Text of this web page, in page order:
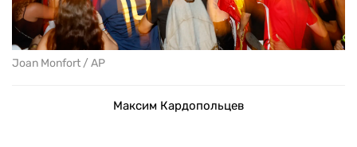
Joan Monfort / AP
Максим Кардопольцев